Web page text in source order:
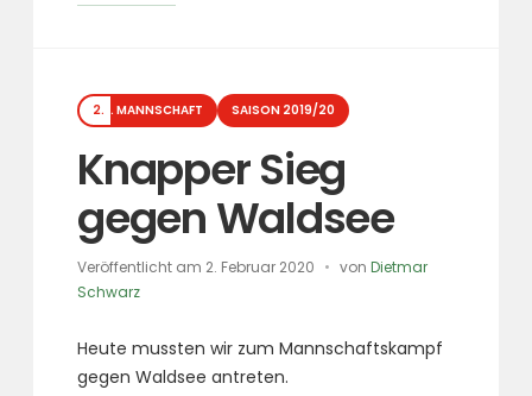
Sieg
ein“
Kategorien
2. MANNSCHAFT SAISON 2019/20
Knapper Sieg
gegen Waldsee
Veröffentlicht am 2. Februar 2020 vonDietmar
Schwarz
Heute mussten wir zum Mannschaftskampf
gegen Waldsee antreten.